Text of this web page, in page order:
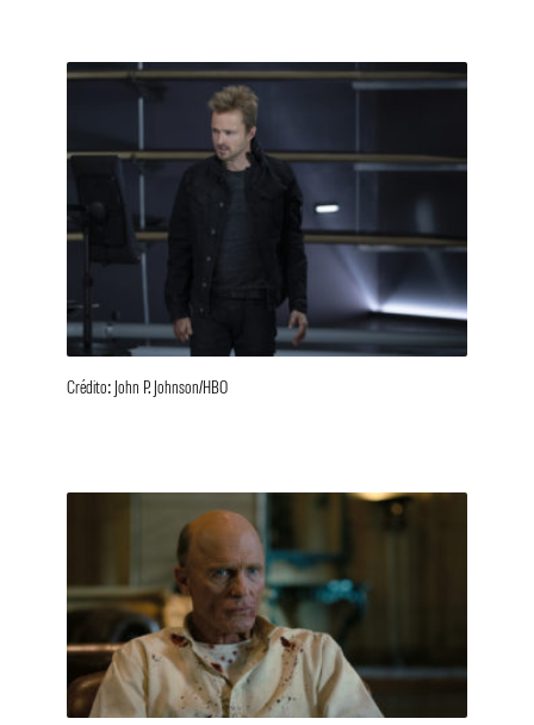
Crédito: John P. Johnson/HBO